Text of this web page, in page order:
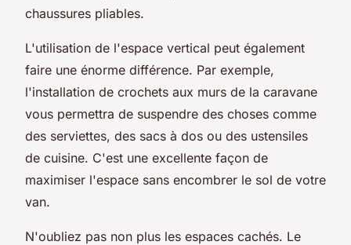
chaussures pliables.
L'utilisation de l'espace vertical peut également
faire une énorme différence. Par exemple,
l'installation de crochets aux murs de la caravane
vous permettra de suspendre des choses comme
des serviettes, des sacs à dos ou des ustensiles
de cuisine. C'est une excellente façon de
maximiser l'espace sans encombrer le sol de votre
van.
N'oubliez pas non plus les espaces cachés. Le